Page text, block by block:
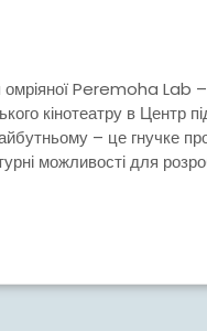
кінотеатру в Центр
– це гнучке
можливості для